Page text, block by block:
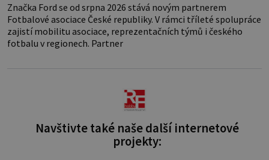
Značka Ford se od srpna 2026 stává novým partnerem
Fotbalové asociace České republiky. V rámci tříleté spolupráce
zajistí mobilitu asociace, reprezentačních týmů i českého
fotbalu v regionech. Partner
Navštivte také naše další internetové
projekty: